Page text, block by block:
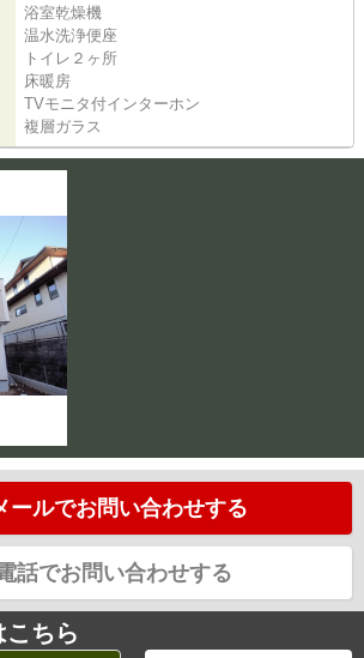
浴室乾燥機
温水洗浄便座
トイレ２ヶ所
床暖房
TVモニタ付インターホン
複層ガラス
ールでお問い合わせする
話でお問い合わせする
ちら